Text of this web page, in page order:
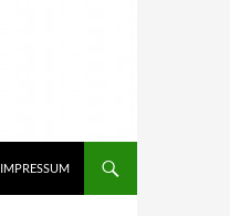
IMPRESSUM